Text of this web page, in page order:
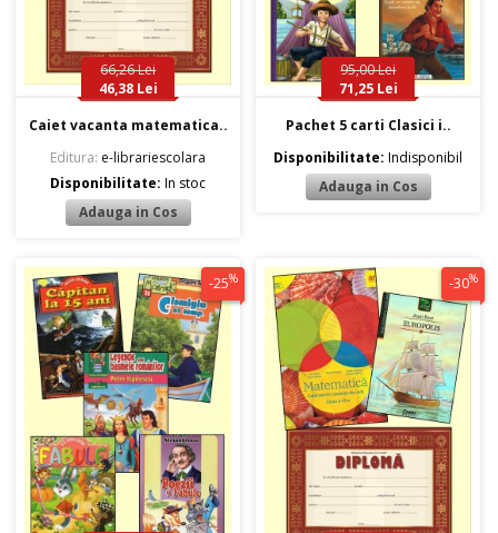
66,26 Lei
46,38 Lei
Caiet vacanta matematica..
Editura: e-librariescolara
Disponibilitate:In stoc
95,00 Lei
71,25 Lei
Pachet 5 carti Clasici i..
Disponibilitate:Indisponibil
-25% -30%